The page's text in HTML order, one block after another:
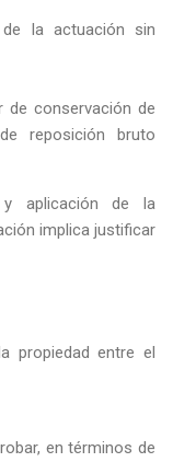
la actuación sin
de conservación de
reposición bruto
aplicación de la
implica justificar
propiedad entre el
en términos de